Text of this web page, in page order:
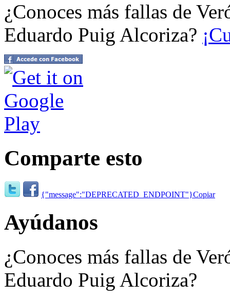
¿Conoces más fallas de
Eduardo Puig Alcoriza?
Comparte esto
{"message":"DEPRECATED_ENDPOINT"}Copiar
Ayúdanos
¿Conoces más fallas de
Eduardo Puig Alcoriza?